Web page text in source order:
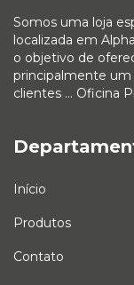
Somos uma loja
localizada em
o objetivo de
principalmente
clientes ... Oficina
Início
Produtos
Contato